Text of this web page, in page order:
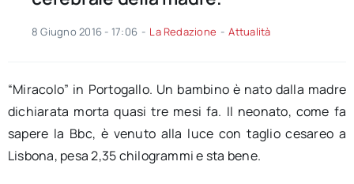
8 Giugno 2016 - 17:06 - La Redazione - Attualità
“Miracolo” in Portogallo. Un bambino è nato dalla madre
dichiarata morta quasi tre mesi fa. Il neonato, come fa
sapere la Bbc, è venuto alla luce con taglio cesareo a
Lisbona, pesa 2,35 chilogrammi e sta bene.